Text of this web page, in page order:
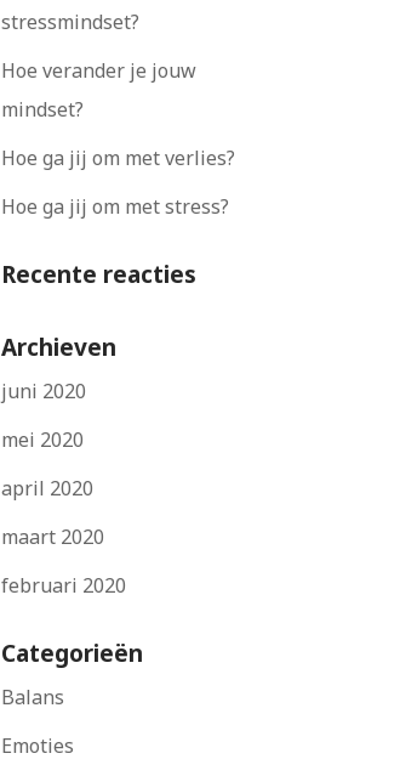
stressmindset?
Hoe verander je jouw
mindset?
Hoe ga jij om met verlies?
Hoe ga jij om met stress?
Recente reacties
Archieven
juni 2020
mei 2020
april 2020
maart 2020
februari 2020
Categorieën
Balans
Emoties